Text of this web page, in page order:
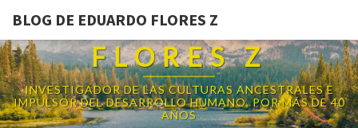
BLOG DE EDUARDO FLORES Z
BLOG DE EDUARDO
FLORES Z
INVESTIGADOR DE LAS CULTURAS ANCESTRALES E
IMPULSOR DEL DESARROLLO HUMANO, POR MÁS DE 40
AÑOS